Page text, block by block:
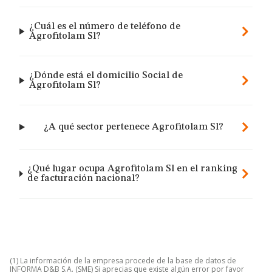
¿Cuál es el número de teléfono de
Agrofitolam Sl?
¿Dónde está el domicilio Social de
Agrofitolam Sl?
¿A qué sector pertenece Agrofitolam Sl?
¿Qué lugar ocupa Agrofitolam Sl en el ranking
de facturación nacional?
(1) La información de la empresa procede de la base de datos de
INFORMA D&B S.A. (SME) Si aprecias que existe algún error por favor